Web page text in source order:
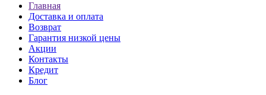
Главная
Доставка и оплата
Возврат
Гарантия низкой цены
Акции
Контакты
Кредит
Блог